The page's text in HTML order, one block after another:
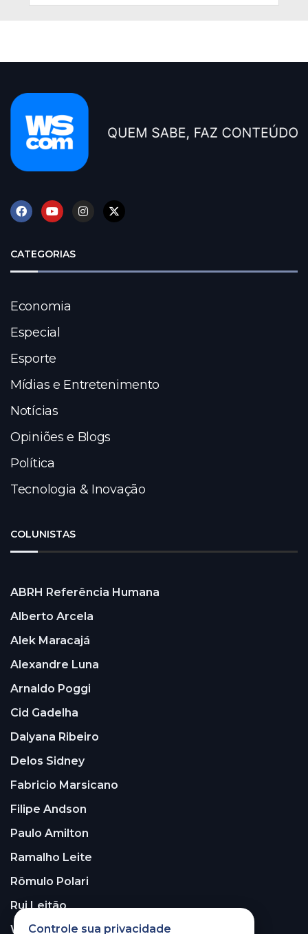
CATEGORIAS
Economia
Especial
Esporte
Mídias e Entretenimento
Notícias
Opiniões e Blogs
Política
Tecnologia & Inovação
COLUNISTAS
ABRH Referência Humana
Alberto Arcela
Alek Maracajá
Alexandre Luna
Arnaldo Poggi
Cid Gadelha
Dalyana Ribeiro
Delos Sidney
Fabricio Marsicano
Filipe Andson
Paulo Amilton
Ramalho Leite
Rômulo Polari
Rui Leitão
Walter Santos
Controle sua privacidade